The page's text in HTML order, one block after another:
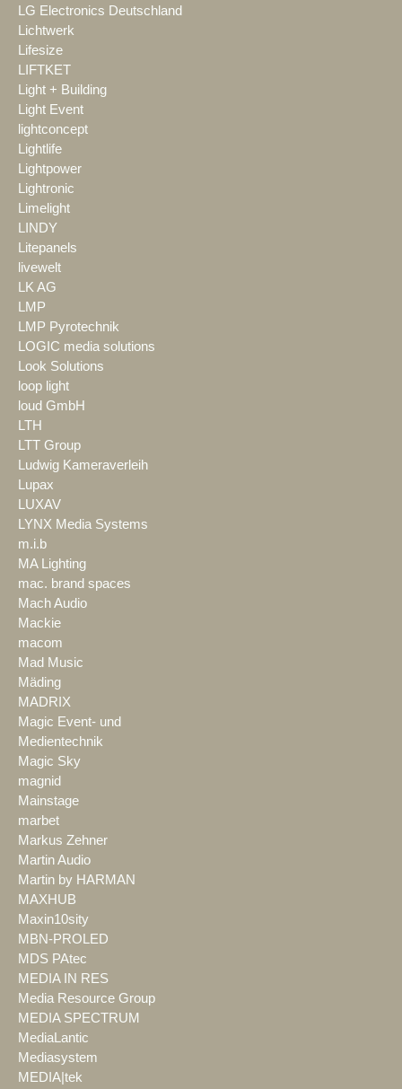
LG Electronics Deutschland
Lichtwerk
Lifesize
LIFTKET
Light + Building
Light Event
lightconcept
Lightlife
Lightpower
Lightronic
Limelight
LINDY
Litepanels
livewelt
LK AG
LMP
LMP Pyrotechnik
LOGIC media solutions
Look Solutions
loop light
loud GmbH
LTH
LTT Group
Ludwig Kameraverleih
Lupax
LUXAV
LYNX Media Systems
m.i.b
MA Lighting
mac. brand spaces
Mach Audio
Mackie
macom
Mad Music
Mäding
MADRIX
Magic Event- und
Medientechnik
Magic Sky
magnid
Mainstage
marbet
Markus Zehner
Martin Audio
Martin by HARMAN
MAXHUB
Maxin10sity
MBN-PROLED
MDS PAtec
MEDIA IN RES
Media Resource Group
MEDIA SPECTRUM
MediaLantic
Mediasystem
MEDIA|tek